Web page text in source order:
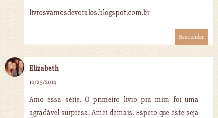
livrosvamosdevoralos.blogspot.com.br
Responder
Elizabeth
10/25/2014
Amo essa série. O primeiro livro pra mim foi uma
agradável surpresa. Amei demais. Espero que este seja